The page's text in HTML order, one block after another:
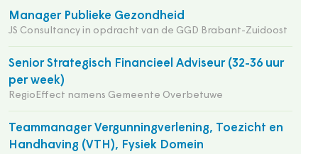
Manager Publieke Gezondheid
JS Consultancy in opdracht van de GGD Brabant-Zuidoost
Senior Strategisch Financieel Adviseur (32-36 uur
per week)
RegioEffect namens Gemeente Overbetuwe
Teammanager Vergunningverlening, Toezicht en
Handhaving (VTH), Fysiek Domein